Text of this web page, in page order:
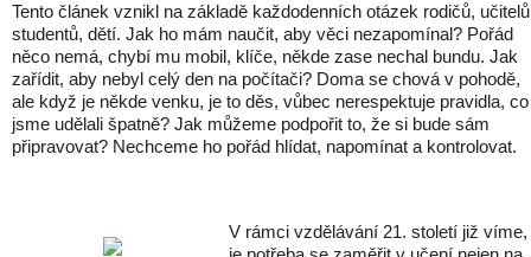
Tento článek vznikl na základě každodenních otázek rodičů,
studentů, dětí. Jak ho mám naučit, aby věci nezapomínal? Pořád
něco nemá, chybí mu mobil, klíče, někde zase nechal bundu. Jak
zařídit, aby nebyl celý den na počítači? Doma se chová v pohodě,
ale když je někde venku, je to děs, vůbec nerespektuje pravidla, co
jsme udělali špatně? Jak můžeme podpořit to, že si bude sám
připravovat? Nechceme ho pořád hlídat, napomínat a kontrolovat.
V rámci vzdělávání 21. století již víme,